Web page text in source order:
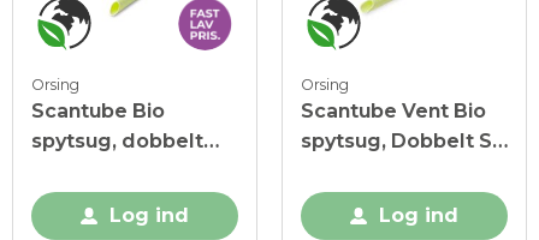
Orsing
Scantube Bio
spytsug, dobbelt
Log ind
Orsing
Scantube Vent Bio
spytsug, Dobbelt S-
stk.
Log ind